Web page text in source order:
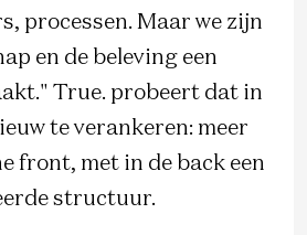
processen. Maar we zijn
en de beleving een
True. probeert dat in
te verankeren: meer
front, met in de back een
structuur.